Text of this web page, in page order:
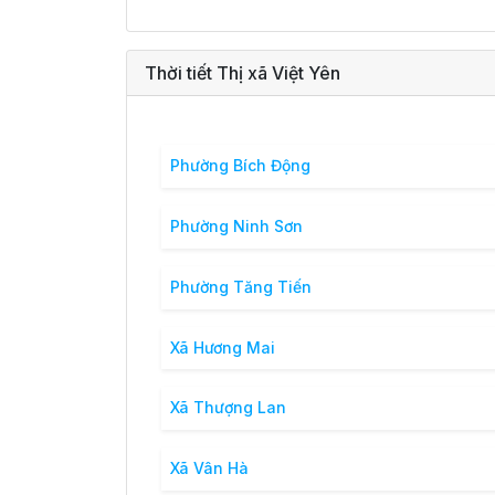
Thời tiết Thị xã Việt Yên
Phường Bích Động
Phường Ninh Sơn
Phường Tăng Tiến
Xã Hương Mai
Xã Thượng Lan
Xã Vân Hà